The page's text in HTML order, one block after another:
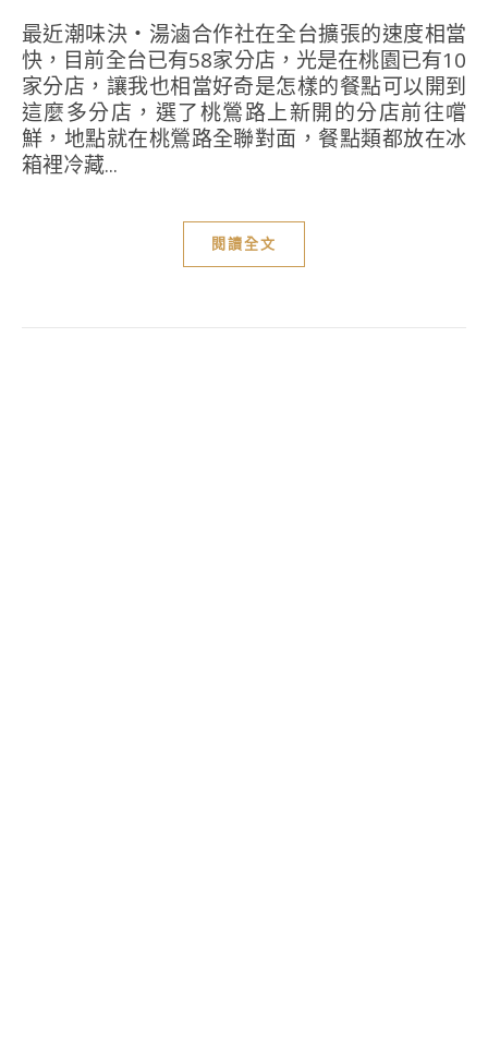
最近潮味決‧湯滷合作社在全台擴張的速度相當
快，目前全台已有58家分店，光是在桃園已有10
家分店，讓我也相當好奇是怎樣的餐點可以開到
這麼多分店，選了桃鶯路上新開的分店前往嚐
鮮，地點就在桃鶯路全聯對面，餐點類都放在冰
箱裡冷藏...
閱讀全文